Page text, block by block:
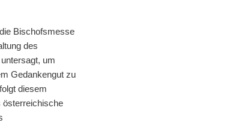
Bischofsmesse
des
um
Gedankengut zu
diesem
österreichische